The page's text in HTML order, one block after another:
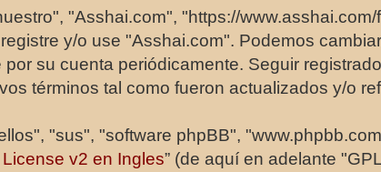
"Asshai.com", "https://
y/o use "Asshai.com". Podemos
su cuenta periódicamente. Seguir
términos tal como fueron actualizados y/o
"sus", "software phpBB",
v2 en Ingles” (de aquí en adelante